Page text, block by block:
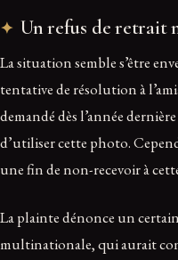
Un refus de retrait
La situation semble s’être
tentative de résolution à
demandé dès l’année
d’utiliser cette photo.
une fin de non-recevoir à
La plainte dénonce un
multinationale, qui aurait